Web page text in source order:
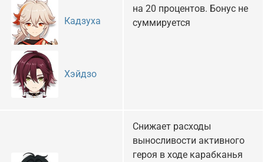
Кадзуха
Хэйдзо
на 20 процентов. Бонус не
суммируется
Снижает расходы
выносливости активного
героя в ходе карабканья